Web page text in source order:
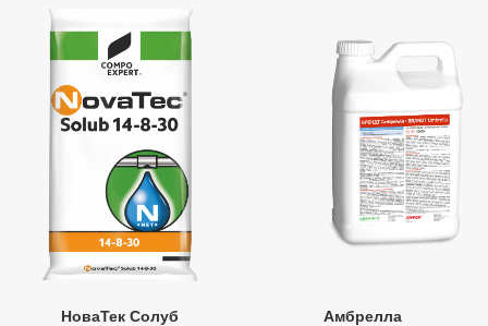
НоваТек Солуб Амбрелла